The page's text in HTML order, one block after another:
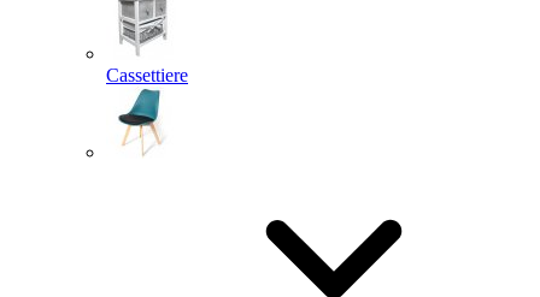
Cassettiere